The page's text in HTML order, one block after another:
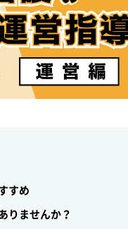
すめ
りませんか？